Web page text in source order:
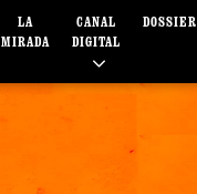
LA
MIRADA
CANAL
DIGITAL
DOSSIER